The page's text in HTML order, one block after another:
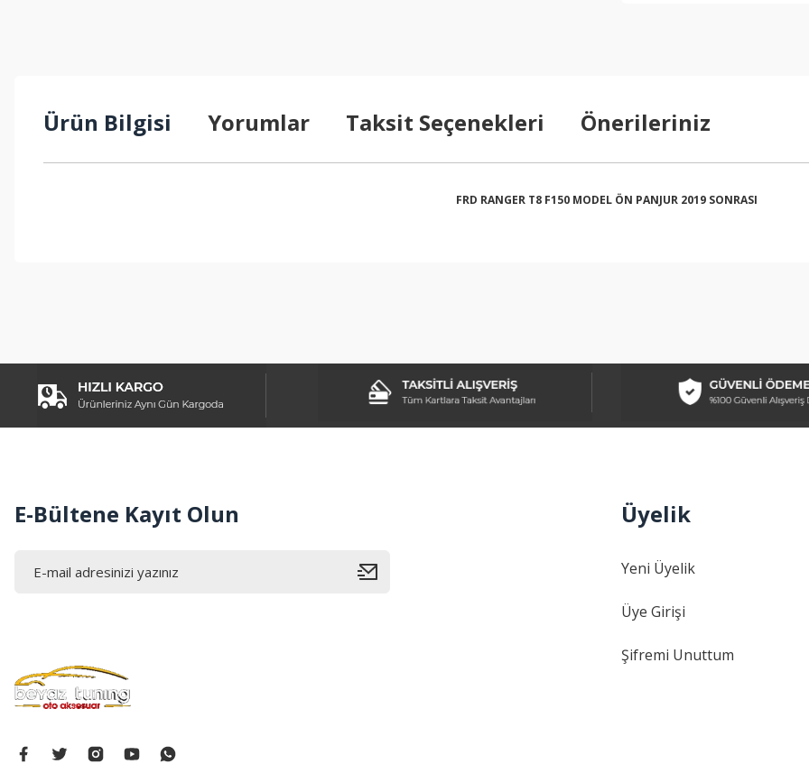
Ürün Bilgisi Yorumlar Taksit Seçenekleri Önerileriniz
FRD RANGER T8 F150 MODEL ÖN PANJUR 2019 SONRASI
Ürün fiyatı diğer sitelerden daha pahalı.
Bu ürüne benzer farklı alternatifler olmalı.
E-Bültene Kayıt Olun Üyelik
Yeni Üyelik
Üye Girişi
Şifremi Unuttum